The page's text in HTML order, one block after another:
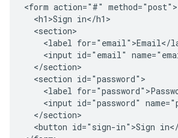
<form action="#"
  <h1>Sign in</h1>
  <section>
<label
<input id="email"
  </section>
  <section id="password">
<label
<input id="password"
  </section>
<button id="sign-in">Sign